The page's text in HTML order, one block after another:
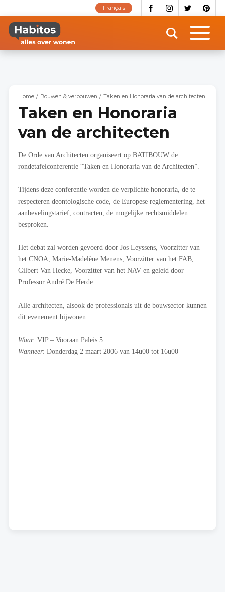
naar
inhoud
gaan
Français
Home Bouwen & verbouwen Taken en Honoraria van de architecten
Taken en Honoraria
van de architecten
De Orde van Architecten organiseert op BATIBOUW de
rondetafelconferentie “Taken en Honoraria van de Architecten”.
Tijdens deze conferentie worden de verplichte honoraria, de te
respecteren deontologische code, de Europese reglementering, het
aanbevelingstarief, contracten, de mogelijke rechtsmiddelen…
besproken.
Het debat zal worden gevoerd door Jos Leyssens, Voorzitter van
het CNOA, Marie-Madelène Menens, Voorzitter van het FAB,
Gilbert Van Hecke, Voorzitter van het NAV en geleid door
Professor André De Herde.
Alle architecten, alsook de professionals uit de bouwsector kunnen
dit evenement bijwonen.
Waar: VIP – Vooraan Paleis 5
Wanneer: Donderdag 2 maart 2006 van 14u00 tot 16u00